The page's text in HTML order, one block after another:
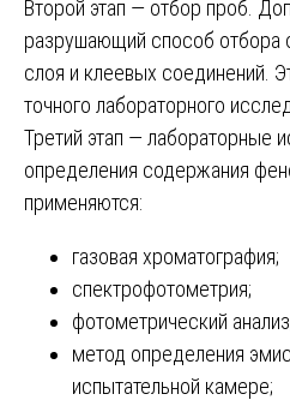
Второй этап — отбор проб.
разрушающий способ отбора
слоя и клеевых соединений.
точного лабораторного
Третий этап — лабораторные
определения содержания
применяются:
газовая хроматография;
спектрофотометрия;
фотометрический
метод определения
испытательной камере;